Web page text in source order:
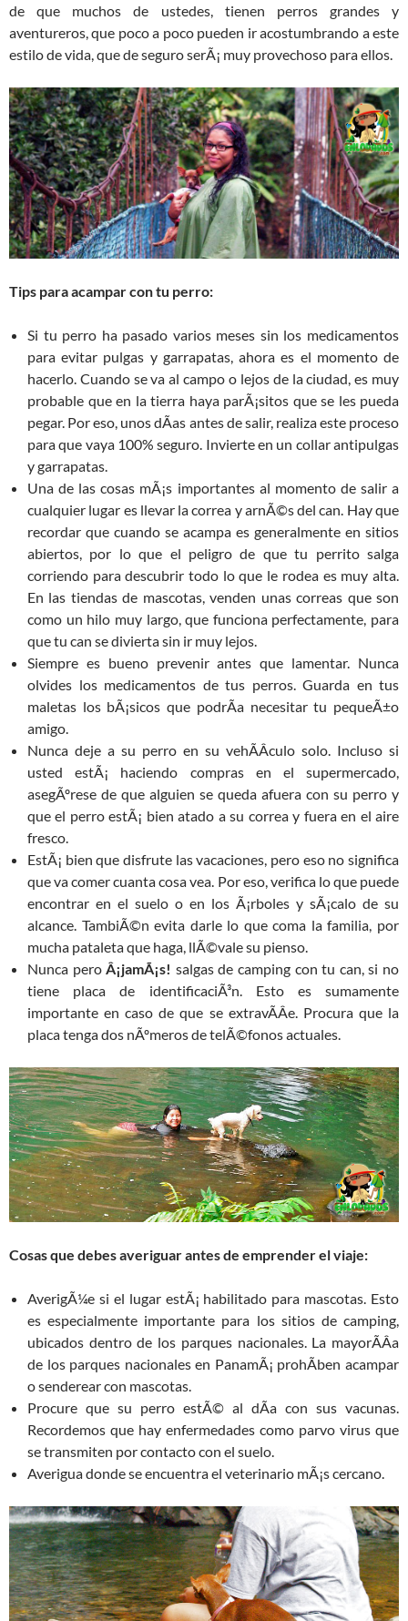
de que muchos de ustedes, tienen perros grandes y
aventureros, que poco a poco pueden ir acostumbrando a este
estilo de vida, que de seguro serÃ¡ muy provechoso para ellos.
Tips para acampar con tu perro:
Si tu perro ha pasado varios meses sin los medicamentos
para evitar pulgas y garrapatas, ahora es el momento de
hacerlo. Cuando se va al campo o lejos de la ciudad, es muy
probable que en la tierra haya parÃ¡sitos que se les pueda
pegar. Por eso, unos dÃ­as antes de salir, realiza este proceso
para que vaya 100% seguro. Invierte en un collar antipulgas
y garrapatas.
Una de las cosas mÃ¡s importantes al momento de salir a
cualquier lugar es llevar la correa y arnÃ©s del can. Hay que
recordar que cuando se acampa es generalmente en sitios
abiertos, por lo que el peligro de que tu perrito salga
corriendo para descubrir todo lo que le rodea es muy alta.
En las tiendas de mascotas, venden unas correas que son
como un hilo muy largo, que funciona perfectamente, para
que tu can se divierta sin ir muy lejos.
Siempre es bueno prevenir antes que lamentar. Nunca
olvides los medicamentos de tus perros. Guarda en tus
maletas los bÃ¡sicos que podrÃ­a necesitar tu pequeÃ±o
amigo.
Nunca deje a su perro en su vehÃ­Â­culo solo. Incluso si
usted estÃ¡ haciendo compras en el supermercado,
asegÃºrese de que alguien se queda afuera con su perro y
que el perro estÃ¡ bien atado a su correa y fuera en el aire
fresco.
EstÃ¡ bien que disfrute las vacaciones, pero eso no significa
que va comer cuanta cosa vea. Por eso, verifica lo que puede
encontrar en el suelo o en los Ã¡rboles y sÃ¡calo de su
alcance. TambiÃ©n evita darle lo que coma la familia, por
mucha pataleta que haga, llÃ©vale su pienso.
Nunca peroÂ¡jamÃ¡s! salgas de camping con tu can, si no
tiene placa de identificaciÃ³n. Esto es sumamente
importante en caso de que se extravÃ­Â­e. Procura que la
placa tenga dos nÃºmeros de telÃ©fonos actuales.
Cosas que debes averiguar antes de emprender el viaje:
AverigÃ¼e si el lugar estÃ¡ habilitado para mascotas. Esto
es especialmente importante para los sitios de camping,
ubicados dentro de los parques nacionales. La mayorÃ­Â­a
de los parques nacionales en PanamÃ¡ prohÃ­ben acampar
o senderear con mascotas.
Procure que su perro estÃ© al dÃ­a con sus vacunas.
Recordemos que hay enfermedades como parvo virus que
se transmiten por contacto con el suelo.
Averigua donde se encuentra el veterinario mÃ¡s cercano.